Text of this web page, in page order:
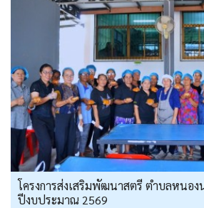
โครงการส่งเสริมพัฒนาสตรี ตำบลหนอง
ปีงบประมาณ 2569